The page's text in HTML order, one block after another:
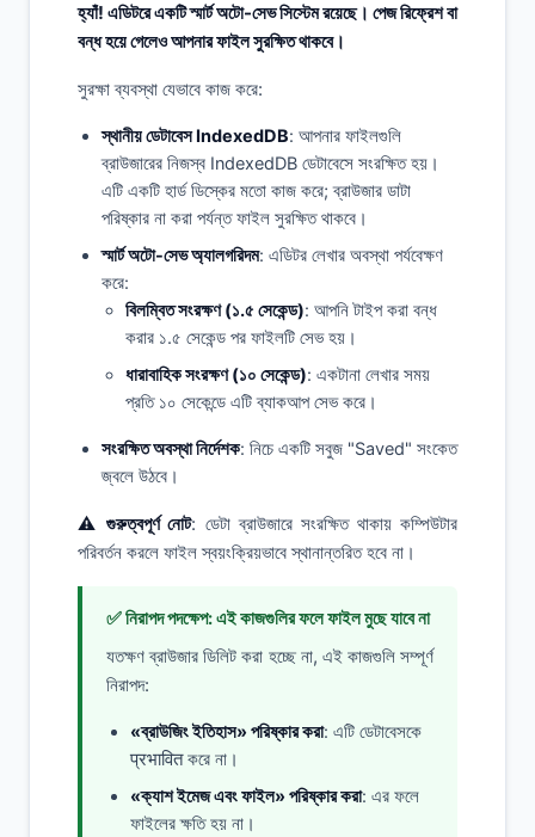
হ্যাঁ! এডিটরে একটি স্মার্ট অটো-সেভ সিস্টেম রয়েছে। পেজ রিফ্রেশ বা
বন্ধ হয়ে গেলেও আপনার ফাইল সুরক্ষিত থাকবে।
সুরক্ষা ব্যবস্থা যেভাবে কাজ করে:
স্থানীয় ডেটাবেস IndexedDB: আপনার ফাইলগুলি
ব্রাউজারের নিজস্ব IndexedDB ডেটাবেসে সংরক্ষিত হয়।
এটি একটি হার্ড ডিস্কের মতো কাজ করে; ব্রাউজার ডাটা
পরিষ্কার না করা পর্যন্ত ফাইল সুরক্ষিত থাকবে।
স্মার্ট অটো-সেভ অ্যালগরিদম: এডিটর লেখার অবস্থা পর্যবেক্ষণ
করে:
বিলম্বিত সংরক্ষণ (১.৫ সেকেন্ড): আপনি টাইপ করা বন্ধ
করার ১.৫ সেকেন্ড পর ফাইলটি সেভ হয়।
ধারাবাহিক সংরক্ষণ (১০ সেকেন্ড): একটানা লেখার সময়
প্রতি ১০ সেকেন্ডে এটি ব্যাকআপ সেভ করে।
সংরক্ষিত অবস্থা নির্দেশক: নিচে একটি সবুজ "Saved" সংকেত
জ্বলে উঠবে।
⚠️ গুরুত্বপূর্ণ নোট: ডেটা ব্রাউজারে সংরক্ষিত থাকায় কম্পিউটার
পরিবর্তন করলে ফাইল স্বয়ংক্রিয়ভাবে স্থানান্তরিত হবে না।
✅ নিরাপদ পদক্ষেপ: এই কাজগুলির ফলে ফাইল মুছে যাবে না
যতক্ষণ ব্রাউজার ডিলিট করা হচ্ছে না, এই কাজগুলি সম্পূর্ণ
নিরাপদ:
«ব্রাউজিং ইতিহাস» পরিষ্কার করা: এটি ডেটাবেসকে
प्रभावित করে না।
«ক্যাশ ইমেজ এবং ফাইল» পরিষ্কার করা: এর ফলে
ফাইলের ক্ষতি হয় না।